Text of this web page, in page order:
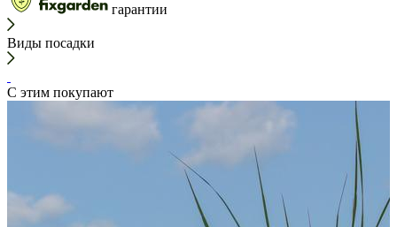
гарантии
Виды посадки
С этим покупают